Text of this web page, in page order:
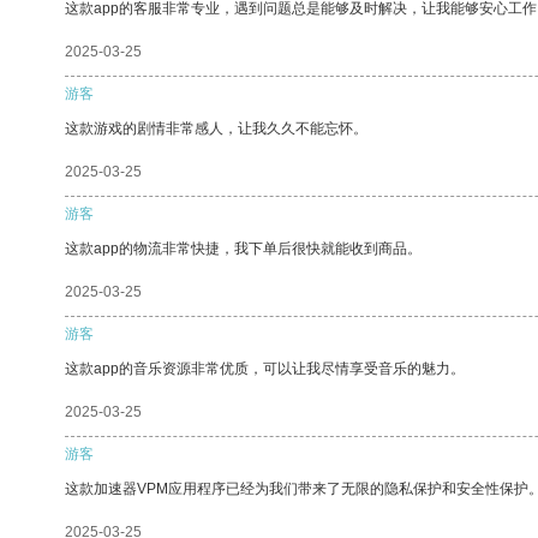
这款app的客服非常专业，遇到问题总是能够及时解决，让我能够安心工
2025-03-25
游客
这款游戏的剧情非常感人，让我久久不能忘怀。
2025-03-25
游客
这款app的物流非常快捷，我下单后很快就能收到商品。
2025-03-25
游客
这款app的音乐资源非常优质，可以让我尽情享受音乐的魅力。
2025-03-25
游客
这款加速器VPM应用程序已经为我们带来了无限的隐私保护和安全性保护
2025-03-25